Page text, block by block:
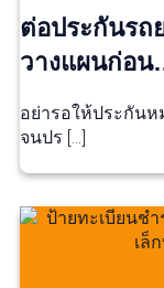
ต่อประกันรถ
วางแผนก่อ
อย่ารอให้ประกัน
จนปร […]